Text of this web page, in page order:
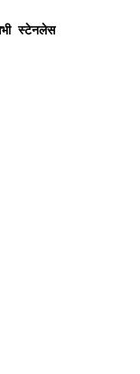
स्टेनलेस